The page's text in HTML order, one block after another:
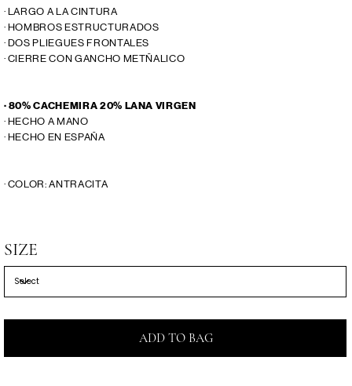
· LARGO A LA CINTURA
· HOMBROS ESTRUCTURADOS
· DOS PLIEGUES FRONTALES
· CIERRE CON GANCHO METÑALICO
· 80% CACHEMIRA 20% LANA VIRGEN
· HECHO A MANO
· HECHO EN ESPAÑA
· COLOR: ANTRACITA
SIZE
ADD TO BAG